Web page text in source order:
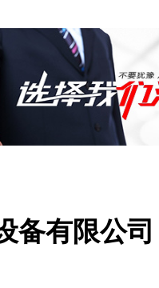
备有限公司